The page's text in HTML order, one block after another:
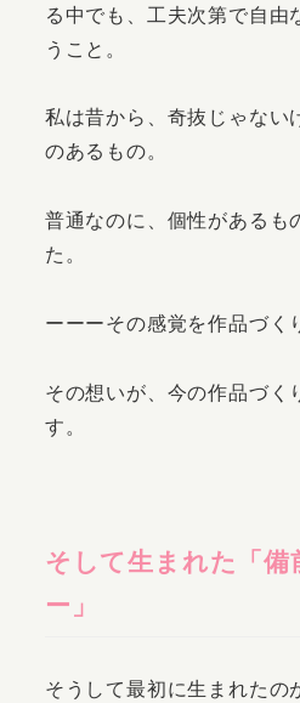
る中でも、工夫次第で自由
うこと。
私は昔から、奇抜じゃない
のあるもの。
普通なのに、個性があるも
た。
ーーーその感覚を作品づく
その想いが、今の作品づく
す。
そして生まれた「備
ー」
そうして最初に生まれたの